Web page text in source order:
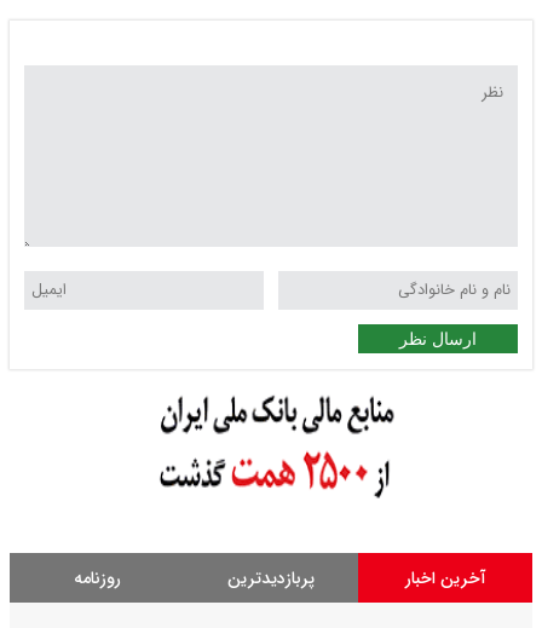
ارسال نظر
آخرین اخبار پربازدیدترین روزنامه